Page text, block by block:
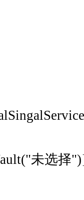
未选择